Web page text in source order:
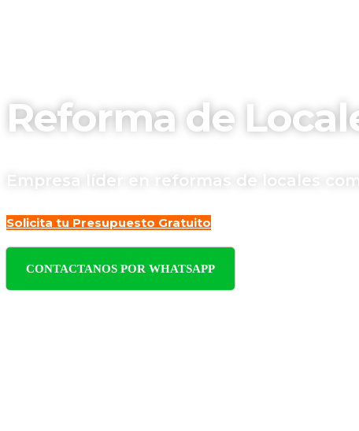
Reforma de
Empresa líder en reformas de locales
Solicita tu Presupuesto Gratuito
CONTACTANOS POR WHATSAPP